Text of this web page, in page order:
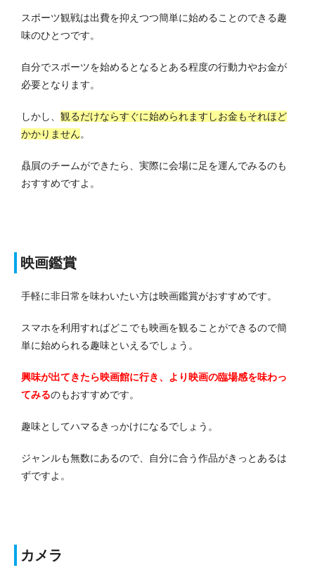
スポーツ観戦は出費を抑えつつ簡単に始めることのできる趣
味のひとつです。
自分でスポーツを始めるとなるとある程度の行動力やお金が
必要となります。
しかし、 観るだけならすぐに始められますしお金もそれほど
かかりません。
贔屓のチームができたら、実際に会場に足を運んでみるのも
おすすめですよ。
映画鑑賞
手軽に非日常を味わいたい方は映画鑑賞がおすすめです。
スマホを利用すればどこでも映画を観ることができるので簡
単に始められる趣味といえるでしょう。
興味が出てきたら映画館に行き、より映画の臨場感を味わっ
てみるのもおすすめです。
趣味としてハマるきっかけになるでしょう。
ジャンルも無数にあるので、自分に合う作品がきっとあるは
ずですよ。
カメラ